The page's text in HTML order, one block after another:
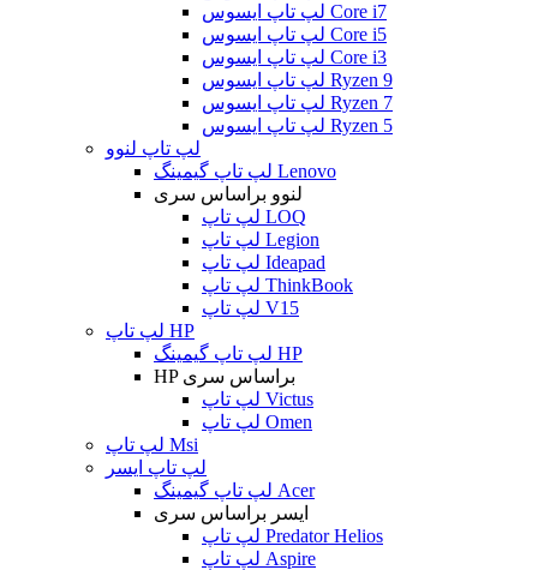
لپ تاپ ایسوس Core i7
لپ تاپ ایسوس Core i5
لپ تاپ ایسوس Core i3
لپ تاپ ایسوس Ryzen 9
لپ تاپ ایسوس Ryzen 7
لپ تاپ ایسوس Ryzen 5
لپ تاپ لنوو
لپ تاپ گیمینگ Lenovo
لنوو براساس سری
لپ تاپ LOQ
لپ تاپ Legion
لپ تاپ Ideapad
لپ تاپ ThinkBook
لپ تاپ V15
لپ تاپ HP
لپ تاپ گیمینگ HP
HP براساس سری
لپ تاپ Victus
لپ تاپ Omen
لپ تاپ Msi
لپ تاپ ایسر
لپ تاپ گیمینگ Acer
ایسر براساس سری
لپ تاپ Predator Helios
لپ تاپ Aspire